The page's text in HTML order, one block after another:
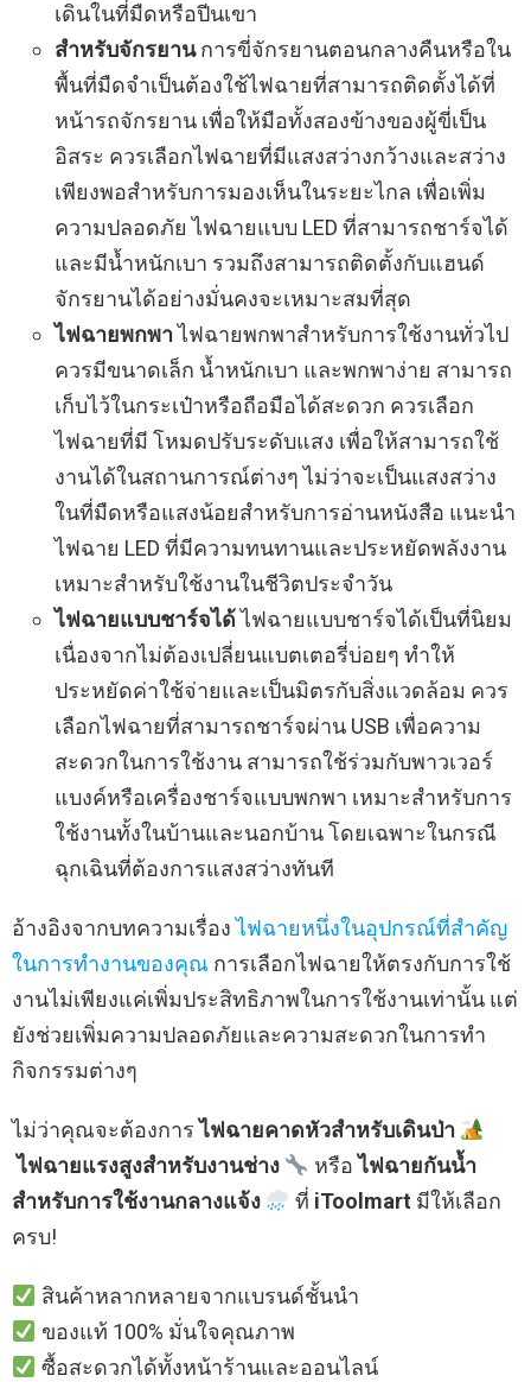
เดินในที่มืดหรือปีนเขา
สำหรับจักรยานการขี่จักรยานตอนกลางคืนหรือใน
พื้นที่มืดจำเป็นต้องใช้ไฟฉายที่สามารถติดตั้งได้ที่
หน้ารถจักรยาน เพื่อให้มือทั้งสองข้างของผู้ขี่เป็น
อิสระ ควรเลือกไฟฉายที่มีแสงสว่างกว้างและสว่าง
เพียงพอสำหรับการมองเห็นในระยะไกล เพื่อเพิ่ม
ความปลอดภัย ไฟฉายแบบ LED ที่สามารถชาร์จได้
และมีน้ำหนักเบา รวมถึงสามารถติดตั้งกับแฮนด์
จักรยานได้อย่างมั่นคงจะเหมาะสมที่สุด
ไฟฉายพกพาไฟฉายพกพาสำหรับการใช้งานทั่วไป
ควรมีขนาดเล็ก น้ำหนักเบา และพกพาง่าย สามารถ
เก็บไว้ในกระเป๋าหรือถือมือได้สะดวก ควรเลือก
ไฟฉายที่มี โหมดปรับระดับแสง เพื่อให้สามารถใช้
งานได้ในสถานการณ์ต่างๆ ไม่ว่าจะเป็นแสงสว่าง
ในที่มืดหรือแสงน้อยสำหรับการอ่านหนังสือ แนะนำ
ไฟฉาย LED ที่มีความทนทานและประหยัดพลังงาน
เหมาะสำหรับใช้งานในชีวิตประจำวัน
ไฟฉายแบบชาร์จได้ไฟฉายแบบชาร์จได้เป็นที่นิยม
เนื่องจากไม่ต้องเปลี่ยนแบตเตอรี่บ่อยๆ ทำให้
ประหยัดค่าใช้จ่ายและเป็นมิตรกับสิ่งแวดล้อม ควร
เลือกไฟฉายที่สามารถชาร์จผ่าน USB เพื่อความ
สะดวกในการใช้งาน สามารถใช้ร่วมกับพาวเวอร์
แบงค์หรือเครื่องชาร์จแบบพกพา เหมาะสำหรับการ
ใช้งานทั้งในบ้านและนอกบ้าน โดยเฉพาะในกรณี
ฉุกเฉินที่ต้องการแสงสว่างทันที
อ้างอิงจากบทความเรื่องไฟฉายหนึ่งในอุปกรณ์ที่สำคัญ
ในการทำงานของคุณ การเลือกไฟฉายให้ตรงกับการใช้
งานไม่เพียงแค่เพิ่มประสิทธิภาพในการใช้งานเท่านั้น แต่
ยังช่วยเพิ่มความปลอดภัยและความสะดวกในการทำ
กิจกรรมต่างๆ
ไม่ว่าคุณจะต้องการไฟฉายคาดหัวสำหรับเดินป่า
ไฟฉายแรงสูงสำหรับงานช่าง
หรือไฟฉายกันน้ำ
สำหรับการใช้งานกลางแจ้ง
ที่ iToolmart มีให้เลือก
ครบ!
สินค้าหลากหลายจากแบรนด์ชั้นนำ
ของแท้ 100% มั่นใจคุณภาพ
ซื้อสะดวกได้ทั้งหน้าร้านและออนไลน์